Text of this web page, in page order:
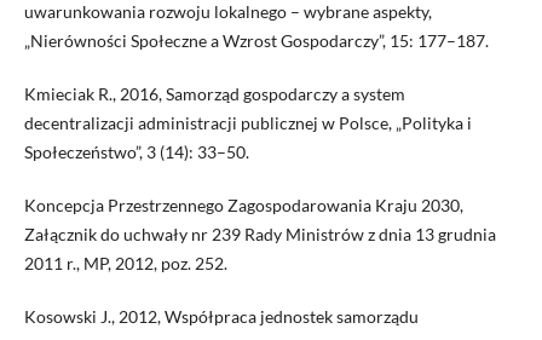
uwarunkowania rozwoju lokalnego – wybrane aspekty,
„Nierówności Społeczne a Wzrost Gospodarczy”, 15: 177–187.
Kmieciak R., 2016, Samorząd gospodarczy a system
decentralizacji administracji publicznej w Polsce, „Polityka i
Społeczeństwo”, 3 (14): 33–50.
Koncepcja Przestrzennego Zagospodarowania Kraju 2030,
Załącznik do uchwały nr 239 Rady Ministrów z dnia 13 grudnia
2011 r., MP, 2012, poz. 252.
Kosowski J., 2012, Współpraca jednostek samorządu